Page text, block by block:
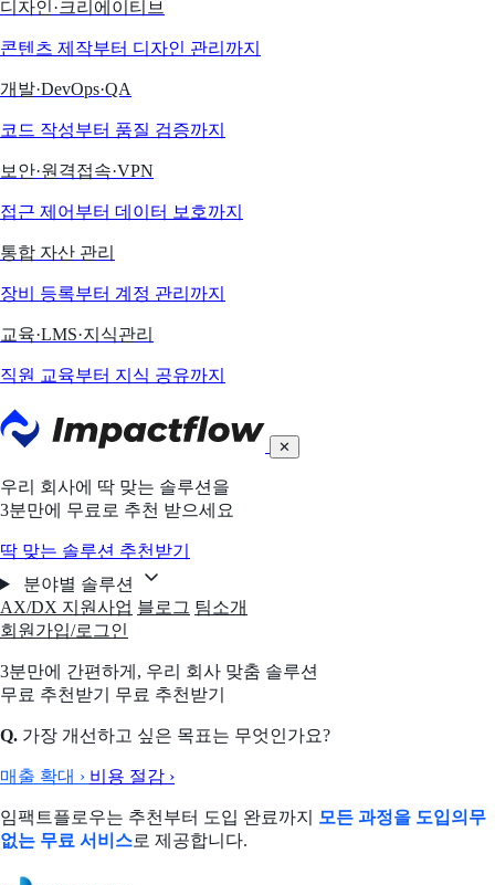
디자인·크리에이티브
콘텐츠 제작부터 디자인 관리까지
개발·DevOps·QA
코드 작성부터 품질 검증까지
보안·원격접속·VPN
접근 제어부터 데이터 보호까지
통합 자산 관리
장비 등록부터 계정 관리까지
교육·LMS·지식관리
직원 교육부터 지식 공유까지
✕
우리 회사에 딱 맞는 솔루션을
3분만에 무료로 추천 받으세요
딱 맞는 솔루션 추천받기
분야별 솔루션
AX/DX 지원사업 블로그 팀소개
회원가입/로그인
3분만에 간편하게, 우리 회사 맞춤 솔루션
무료 추천받기
무료 추천받기
Q. 가장 개선하고 싶은 목표는 무엇인가요?
매출 확대 › 비용 절감 ›
임팩트플로우는 추천부터 도입 완료까지 모든 과정을 도입의무
없는 무료 서비스로 제공합니다.